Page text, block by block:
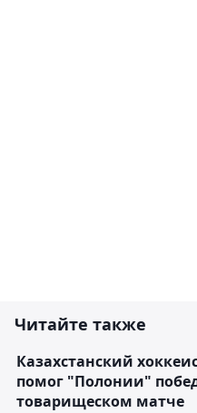
Читайте также
Казахстанский
помог "Полонии"
товарищеском матче